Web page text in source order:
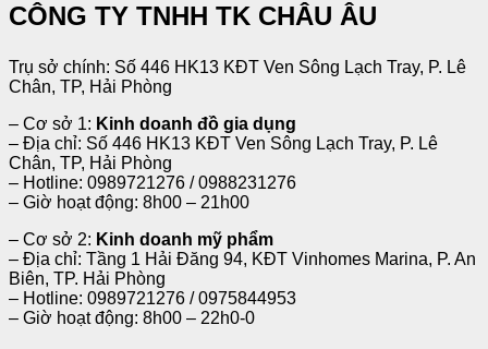
CÔNG TY TNHH TK CHÂU ÂU
Trụ sở chính: Số 446 HK13 KĐT Ven Sông Lạch Tray, P. Lê
Chân, TP, Hải Phòng
– Cơ sở 1: Kinh doanh đồ gia dụng
– Địa chỉ: Số 446 HK13 KĐT Ven Sông Lạch Tray, P. Lê
Chân, TP, Hải Phòng
– Hotline: 0989721276 / 0988231276
– Giờ hoạt động: 8h00 – 21h00
– Cơ sở 2: Kinh doanh mỹ phẩm
– Địa chỉ: Tầng 1 Hải Đăng 94, KĐT Vinhomes Marina, P. An
Biên, TP. Hải Phòng
– Hotline: 0989721276 / 0975844953
– Giờ hoạt động: 8h00 – 22h0-0